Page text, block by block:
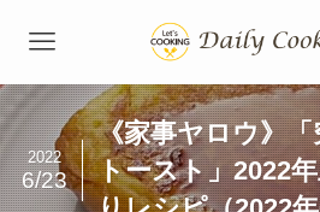
《家事ヤロウ》
トースト」2022
2022
6/23